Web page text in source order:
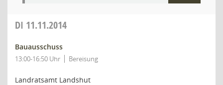
DI 11.11.2014
Bauausschuss
13:00-16:50 Uhr Bereisung
Landratsamt Landshut